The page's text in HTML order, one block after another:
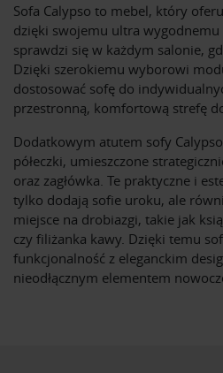
Sofa Calypso to mebel, który
dzięki swojemu ultra wygodnemu
sprawdzi się w każdym salonie,
Dzięki szerokiemu wyborowi
dostosować sofę do
przestronną, komfortową strefę
Dodatkowym atutem sofy
półeczki, umieszczone
oraz zagłówka. Te praktyczne i
tylko dodają sofie uroku, ale
miejsce na drobiazgi, takie jak
czy filiżanka kawy. Dzięki temu
funkcjonalność z eleganckim
nieodłącznym elementem